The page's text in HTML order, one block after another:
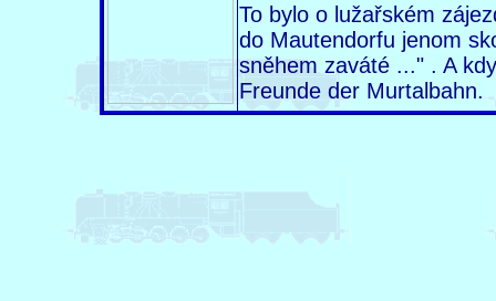
To bylo o lužařském
do Mautendorfu jenom
sněhem zaváté ..." . A
Freunde der Murtalbahn.